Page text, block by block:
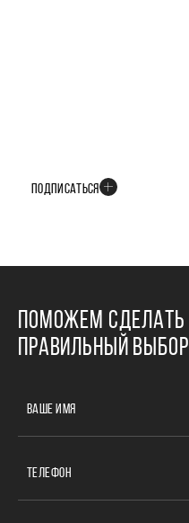
ПОДПИСАТЬСЯ
ПОМОЖЕМ СДЕЛАТЬ
ПРАВИЛЬНЫЙ ВЫБОР
ВАШЕ ИМЯ
ТЕЛЕФОН